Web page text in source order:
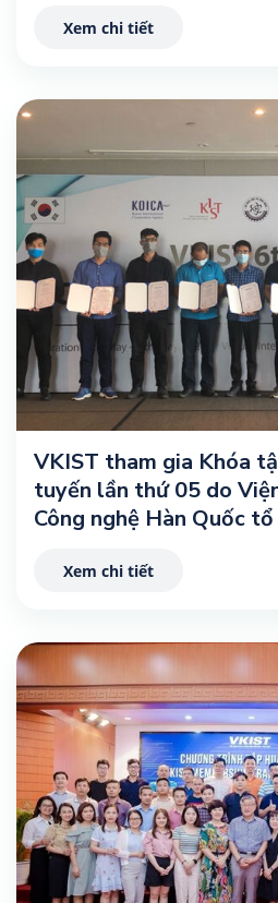
Xem chi tiết
VKIST tham gia Khóa
tuyến lần thứ 05 do
Công nghệ Hàn Quốc
Xem chi tiết